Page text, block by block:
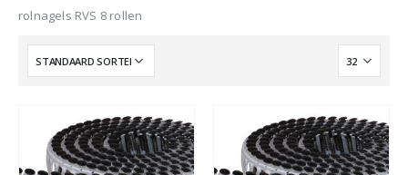
rolnagels RVS 8 rollen